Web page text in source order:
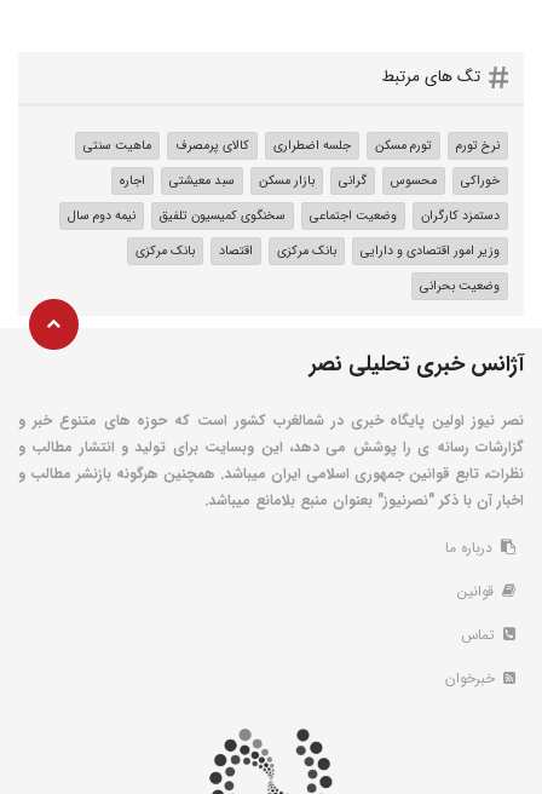
تگ های مرتبط
نرخ تورم تورم مسکن جلسه اضطراری کالای پرمصرف
ماهیت سنتی
خوراکی‌
محسوس گرانی بازار مسکن سبد معیشتی
اجاره
دستمزد کارگران
وضعیت اجتماعی سخنگوی کمیسیون تلفیق
نیمه دوم سال
وزیر امور اقتصادی و دارایی
بانک مرکزی اقتصاد
بانک مرکزی
وضعیت بحرانی
آژانس خبری تحلیلی نصر
نصر نیوز اولین پایگاه خبری در شمالغرب کشور است که حوزه های متنوع خبر و
گزارشات رسانه ی را پوشش می دهد، این وبسایت برای تولید و انتشار مطالب و
نظرات، تابع قوانین جمهوری اسلامی ایران میباشد. همچنین هرگونه بازنشر مطالب و
اخبار آن با ذکر "نصرنیوز" بعنوان منبع بلامانع میباشد.
درباره ما
قوانین
تماس
خبرخوان